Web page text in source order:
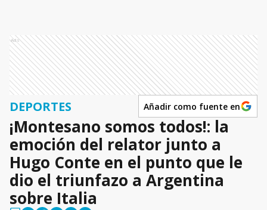
Ads
DEPORTES Añadir como fuente en
¡Montesano somos todos!: la
emoción del relator junto a
Hugo Conte en el punto que le
dio el triunfazo a Argentina
sobre Italia